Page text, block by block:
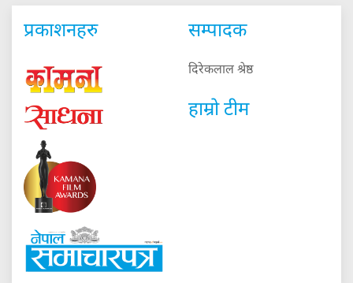
प्रकाशनहरु सम्पादक
दिरेकलाल श्रेष्ठ
हाम्रो टीम